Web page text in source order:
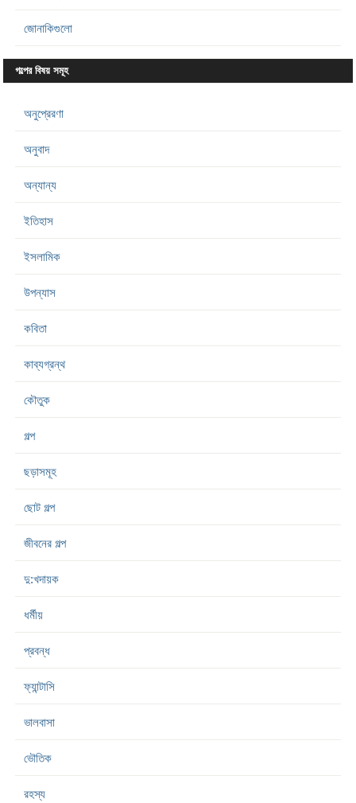
জোনাকিগুলো
গল্পের বিষয় সমূহ
অনুপ্রেরণা
অনুবাদ
অন্যান্য
ইতিহাস
ইসলামিক
উপন্যাস
কবিতা
কাব্যগ্রন্থ
কৌতুক
গল্প
ছড়াসমূহ
ছোট গল্প
জীবনের গল্প
দু:খদায়ক
ধর্মীয়
প্রবন্ধ
ফ্যান্টাসি
ভালবাসা
ভৌতিক
রহস্য